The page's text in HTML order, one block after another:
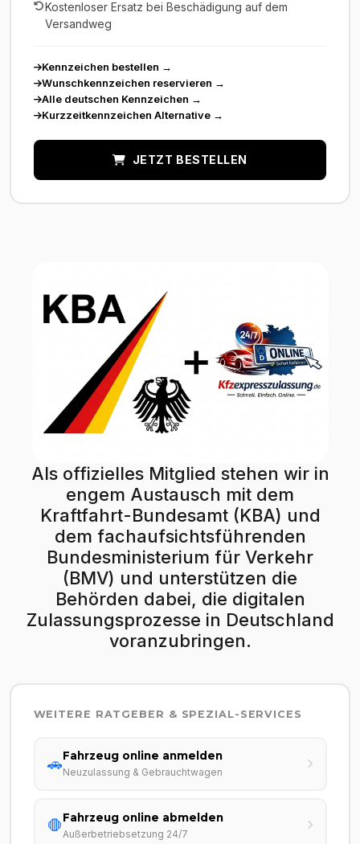
Kostenloser Ersatz bei Beschädigung auf dem
Versandweg
Kennzeichen bestellen →
Wunschkennzeichen reservieren →
Alle deutschen Kennzeichen →
Kurzzeitkennzeichen Alternative →
JETZT BESTELLEN
Als offizielles Mitglied stehen wir in
engem Austausch mit dem
Kraftfahrt-Bundesamt (KBA) und
dem fachaufsichtsführenden
Bundesministerium für Verkehr
(BMV) und unterstützen die
Behörden dabei, die digitalen
Zulassungsprozesse in Deutschland
voranzubringen.
WEITERE RATGEBER & SPEZIAL-SERVICES
🚗Fahrzeug online anmelden
Neuzulassung & Gebrauchtwagen
🛑Fahrzeug online abmelden
Außerbetriebsetzung 24/7